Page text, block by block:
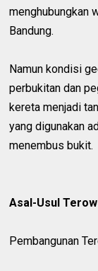
menghubungkan
Bandung.
Namun kondisi
perbukitan dan
kereta menjadi
yang digunakan
menembus bukit.
Asal-Usul
Pembangunan